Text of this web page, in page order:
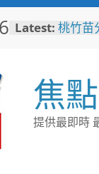
Latest: 桃竹
斃 法官
臺中榮
化醫事
高溫廚
焦
提供最即時